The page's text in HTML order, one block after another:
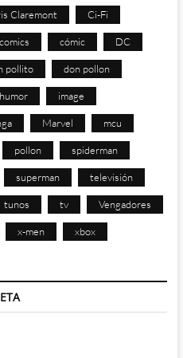
Claremont Ci-Fi
comics cómic DC
pollito don pollon
humor image
Marvel mcu
pollon spiderman
superman televisión
tunos tv Vengadores
x-men xbox